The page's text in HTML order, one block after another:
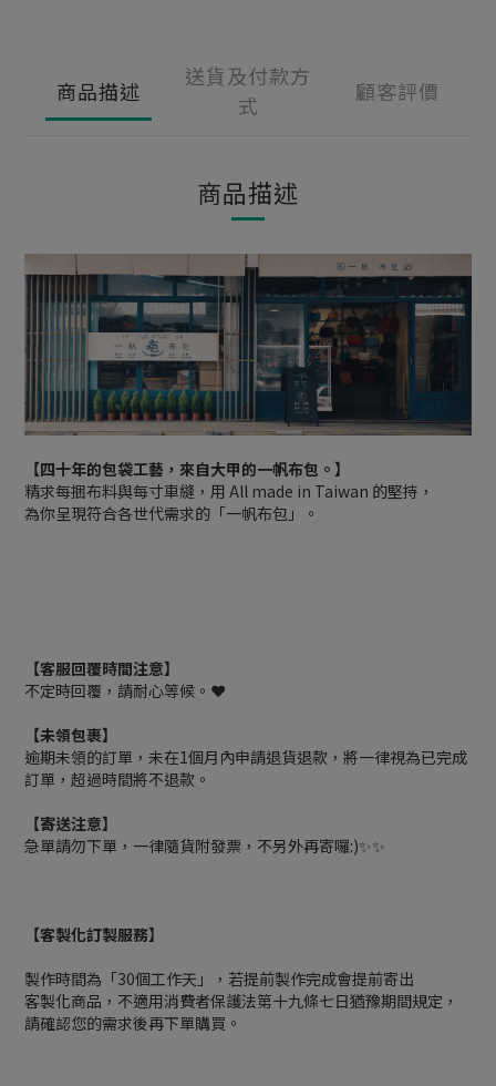
商品描述
送貨及付款方
式
顧客評價
商品描述
【四十年的包袋工藝，來自大甲的一帆布包。】
精求每捆布料與每寸車縫，用 All made in Taiwan 的堅持，
為你呈現符合各世代需求的「一帆布包」。
【客服回覆時間注意】
不定時回覆，請耐心等候。❤️
【未領包裹】
逾期未領的訂單，未在1個月內申請退貨退款，將一律視為已完成
訂單，超過時間將不退款。
【寄送注意】
急單請勿下單，一律隨貨附發票，不另外再寄囉:)✨✨
【客製化訂製服務】
製作時間為「30個工作天」，若提前製作完成會提前寄出
客製化商品，不適用消費者保護法第十九條七日猶豫期間規定，
請確認您的需求後再下單購買。